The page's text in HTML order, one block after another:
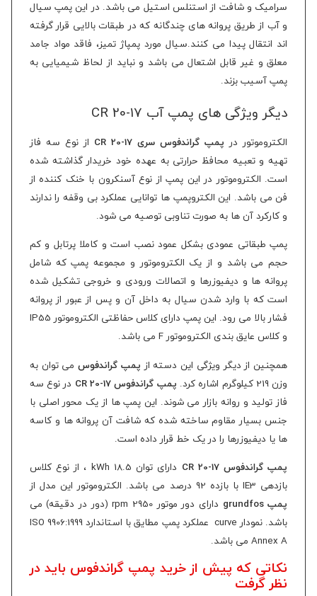
سرامیک و شافت از استنلس استیل می باشد. در این پمپ سیال
و آب از طریق پروانه های چندگانه که در طبقات بالایی قرار گرفته
اند انتقال پیدا می کنند.سیال مورد پمپاژ تمیز، فاقد مواد جامد
معلق و غیر قابل اشتعال می باشد و نباید از لحاظ شیمیایی به
پمپ آسیب بزند.
دیگر ویژگی های پمپ آب CR 20-17
الکتروموتور در پمپ گراندفوس سری CR 20-17
از نوع سه فاز
تهیه و تعبیه محافظ حرارتی به عهده خود خریدار گذاشته شده
است. الکتروموتور در این پمپ از نوع آسنکرون با خنک کننده از
فن می باشد. این الکتروپمپ ها توانایی عملکرد بی وقفه را ندارند
و کارکرد آن ها به صورت تناوبی توصیه می شود.
پمپ طبقاتی عمودی بشکل عمود نصب است و کاملا پرتابل و کم
حجم می باشد و از یک الکتروموتور و مجموعه پمپ که شامل
پروانه ها و دیفیوزرها و اتصالات ورودی و خروجی تشکیل شده
است که با وارد شدن سیال به داخل آن و پس از عبور از پروانه
فشار بالا می رود. این پمپ دارای کلاس حفاظتی الکتروموتور IP55
و کلاس عایق بندی الکتروموتور F می باشد.
همچنین از دیگر ویژگی این دسته از پمپ گراندفوسمی توان به
وزن 219 کیلوگرم اشاره کرد.
پمپ گراندفوس CR 20-17
در نوع سه
فاز تولید و روانه بازار می شوند. این پمپ ها از یک محور اصلی با
جنس بسیار مقاوم ساخته شده که شافت آن پروانه ها و کاسه
ها یا دیفیوزرها را در یک خط قرار داده است.
پمپ گراندفوس CR 20-17
دارای توان 18.5 kWh ، از نوع کلاس
بازدهی IE3 با بازده 92 درصد می باشد. الکتروموتور این مدل از
پمپ grundfos
دارای دور موتور 2950 rpm (دور در دقیقه) می
باشد. نمودار curve عملکرد پمپ مطایق با استاندارد ISO 9906:1999
Annex A می باشد.
نکاتی که پیش از خرید پمپ گراندفوس باید در
نظر گرفت